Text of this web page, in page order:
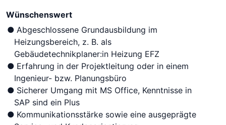
Wünschenswert
Abgeschlossene Grundausbildung im
Heizungsbereich, z. B. als
Gebäudetechnikplaner:in Heizung EFZ
Erfahrung in der Projektleitung oder in einem
Ingenieur- bzw. Planungsbüro
Sicherer Umgang mit MS Office, Kenntnisse in
SAP sind ein Plus
Kommunikationsstärke sowie eine ausgeprägte